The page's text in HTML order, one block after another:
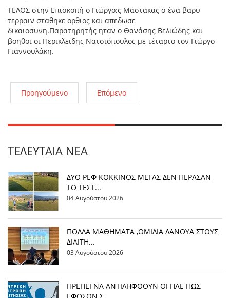
ΤΕΛΟΣ στην Επισκοπή ο Γιώργο;ς Μάστακας σ ένα βαρυ
τερραιν σταθηκε ορθιος και απεδωσε
δικαιοσυνη.Παρατηρητής ηταν ο Θανάσης Βελιώδης και
βοηθοι οι Περικλειδης Νατσιόπουλος με τέταρτο τον Γιώργο
Γιαννουλάκη.
Προηγούμενο Επόμενο
ΤΕΛΕΥΤΑΊΑ ΝΈΑ
ΔΥΟ ΡΕΦ ΚΟΚΚΙΝΟΣ ΜΕΓΑΣ ΔΕΝ ΠΕΡΑΣΑΝ
ΤΟ ΤΕΣΤ...
04 Αυγούστου 2026
ΠΟΛΛΑ ΜΑΘΗΜΑΤΑ ,ΟΜΙΛΙΑ ΛΑΝΟΥΑ ΣΤΟΥΣ
ΔΙΑΙΤΗ...
03 Αυγούστου 2026
ΠΡΕΠΕΙ ΝΑ ΑΝΤΙΛΗΦΘΟΥΝ ΟΙ ΠΑΕ ΠΩΣ